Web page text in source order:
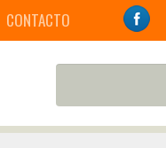
CONTACTO